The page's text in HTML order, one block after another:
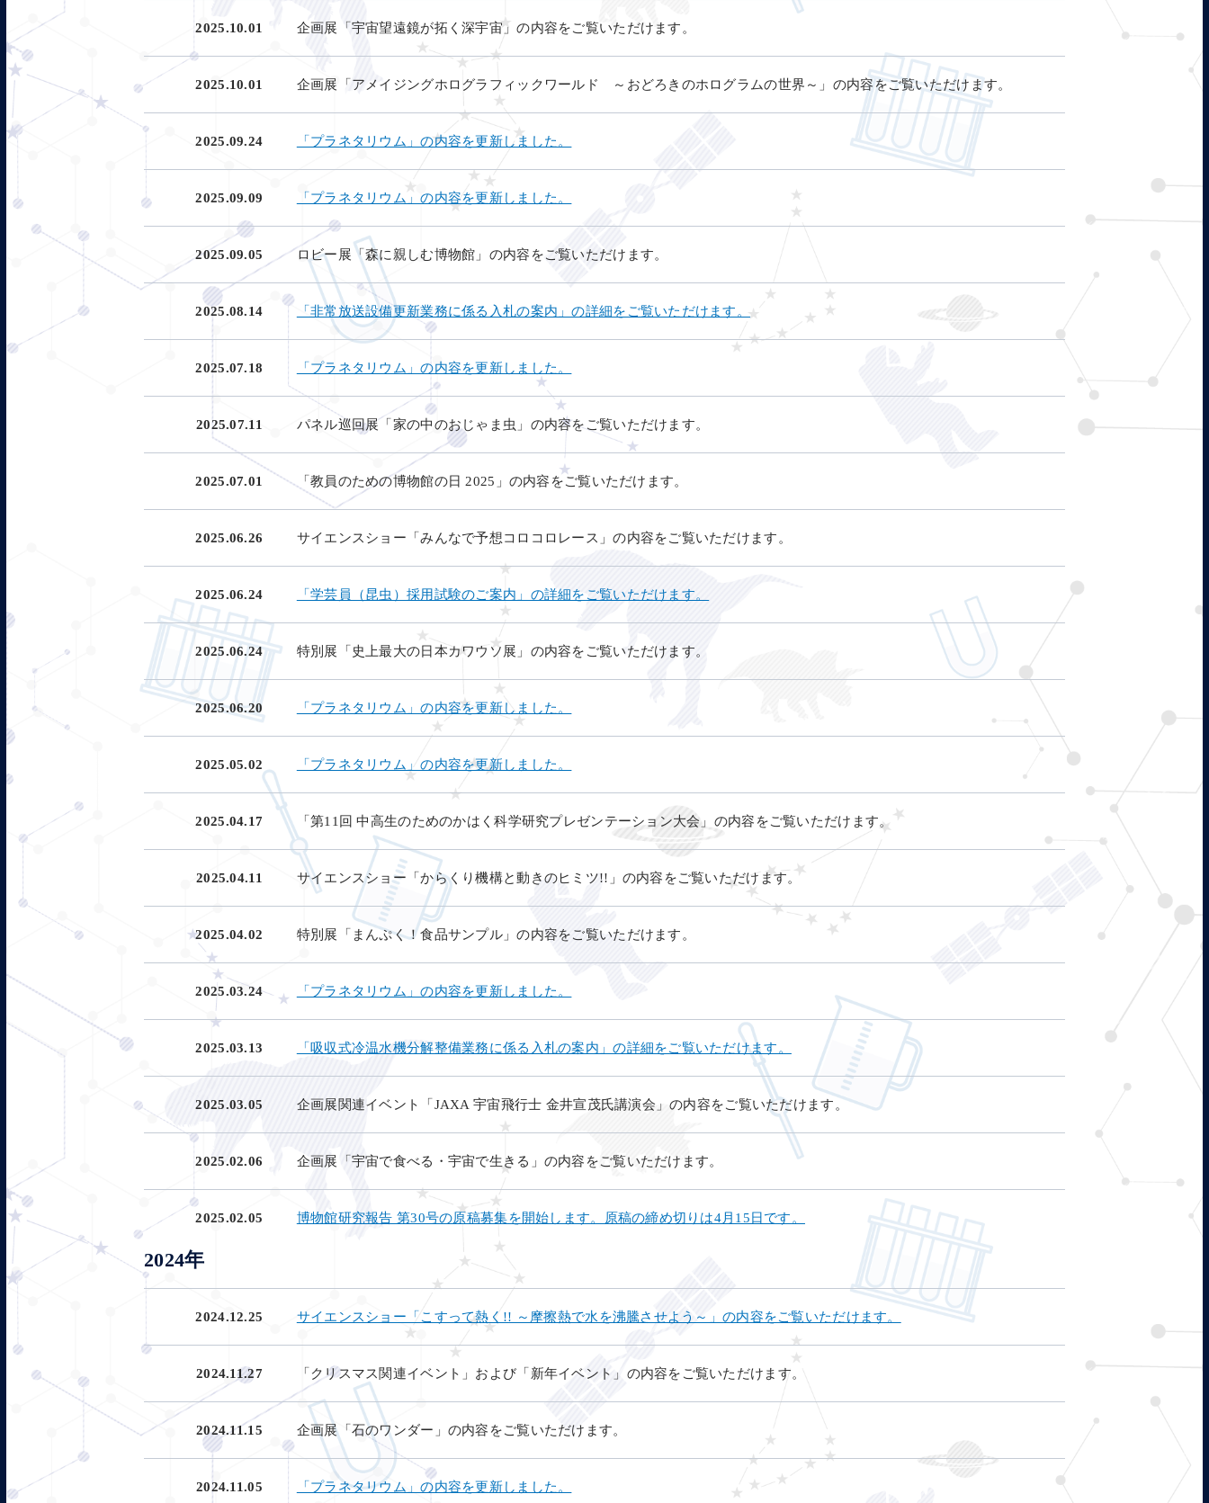
2025.10.01 企画展「宇宙望遠鏡が拓く深宇宙」の内容をご覧いただけます。
2025.10.01 企画展「アメイジングホログラフィックワールド ～おどろきのホログラムの世界～」の内容をご覧いただけます。
2025.09.24 「プラネタリウム」の内容を更新しました。
2025.09.09 「プラネタリウム」の内容を更新しました。
2025.09.05 ロビー展「森に親しむ博物館」の内容をご覧いただけます。
2025.08.14 「非常放送設備更新業務に係る入札の案内」の詳細をご覧いただけます。
2025.07.18 「プラネタリウム」の内容を更新しました。
2025.07.11 パネル巡回展「家の中のおじゃま虫」の内容をご覧いただけます。
2025.07.01 「教員のための博物館の日 2025」の内容をご覧いただけます。
2025.06.26 サイエンスショー「みんなで予想コロコロレース」の内容をご覧いただけます。
2025.06.24 「学芸員（昆虫）採用試験のご案内」の詳細をご覧いただけます。
2025.06.24 特別展「史上最大の日本カワウソ展」の内容をご覧いただけます。
2025.06.20 「プラネタリウム」の内容を更新しました。
2025.05.02 「プラネタリウム」の内容を更新しました。
2025.04.17 「第11回 中高生のためのかはく科学研究プレゼンテーション大会」の内容をご覧いただけます。
2025.04.11 サイエンスショー「からくり機構と動きのヒミツ!!」の内容をご覧いただけます。
2025.04.02 特別展「まんぷく！食品サンプル」の内容をご覧いただけます。
2025.03.24 「プラネタリウム」の内容を更新しました。
2025.03.13 「吸収式冷温水機分解整備業務に係る入札の案内」の詳細をご覧いただけます。
2025.03.05 企画展関連イベント「JAXA 宇宙飛行士 金井宣茂氏講演会」の内容をご覧いただけます。
2025.02.06 企画展「宇宙で食べる・宇宙で生きる」の内容をご覧いただけます。
2025.02.05 博物館研究報告 第30号の原稿募集を開始します。原稿の締め切りは4月15日です。
2024年
2024.12.25 サイエンスショー「こすって熱く!! ～摩擦熱で水を沸騰させよう～」の内容をご覧いただけます。
2024.11.27 「クリスマス関連イベント」および「新年イベント」の内容をご覧いただけます。
2024.11.15 企画展「石のワンダー」の内容をご覧いただけます。
2024.11.05 「プラネタリウム」の内容を更新しました。